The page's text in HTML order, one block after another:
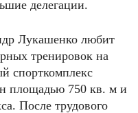
делегации.
Лукашенко любит
тренировок на
спорткомплекс
площадью 750 кв. м и
После трудового